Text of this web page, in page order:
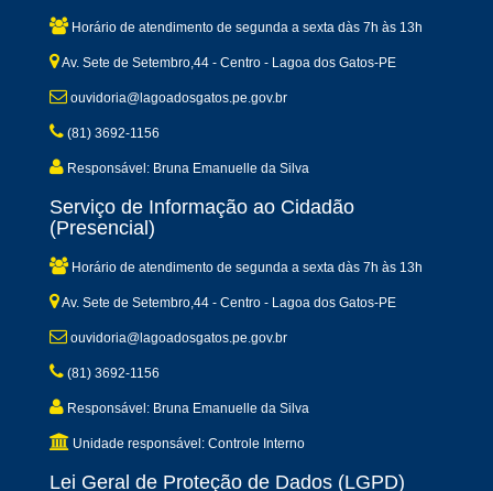
Horário de atendimento de segunda a sexta dàs 7h às 13h
Av. Sete de Setembro,44 - Centro - Lagoa dos Gatos-PE
ouvidoria@lagoadosgatos.pe.gov.br
(81) 3692-1156
Responsável: Bruna Emanuelle da Silva
Serviço de Informação ao Cidadão
(Presencial)
Horário de atendimento de segunda a sexta dàs 7h às 13h
Av. Sete de Setembro,44 - Centro - Lagoa dos Gatos-PE
ouvidoria@lagoadosgatos.pe.gov.br
(81) 3692-1156
Responsável: Bruna Emanuelle da Silva
Unidade responsável: Controle Interno
Lei Geral de Proteção de Dados (LGPD)